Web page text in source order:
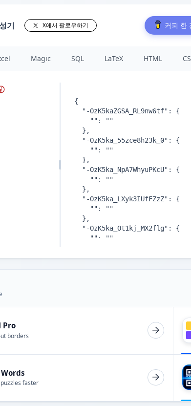
기 X에서 팔로우하기 커피 한
Magic SQL LaTeX HTML
Pro
borders
faster